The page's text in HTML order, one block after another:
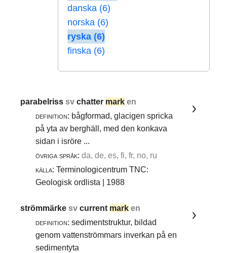
danska (6)
norska (6)
ryska (6)
finska (6)
parabelrisssvchatter mark en
definition: bågformad, glacigen spricka
på yta av berghäll, med den konkava
sidan i isröre ...
övriga språk: da, de, es, fi, fr, no, ru
källa: Terminologicentrum TNC:
Geologisk ordlista | 1988
strömmärkesvcurrent mark en
definition: sedimentstruktur, bildad
genom vattenströmmars inverkan på en
sedimentyta